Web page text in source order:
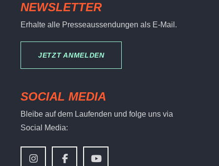
NEWSLETTER
Erhalte alle Presseaussendungen als E-Mail.
JETZT ANMELDEN
SOCIAL MEDIA
Bleibe auf dem Laufenden und folge uns via
Social Media: